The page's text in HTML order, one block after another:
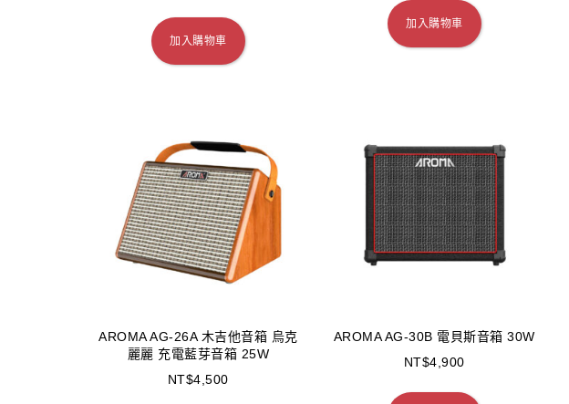
加入購物車
加入購物車
AROMA AG-26A 木吉他音箱 烏克
麗麗 充電藍芽音箱 25W
NT$4,500
AROMA AG-30B 電貝斯音箱 30W
NT$4,900